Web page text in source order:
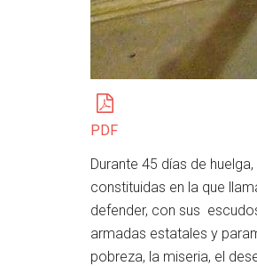
PDF
Durante 45 días de
constituidas en la que
defender, con sus
armadas estatales y
pobreza, la miseria, el